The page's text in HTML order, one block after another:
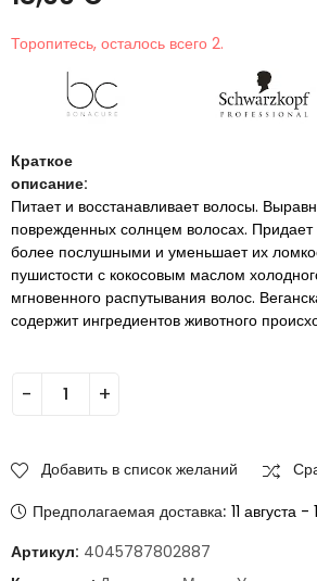
Торопитесь, осталось всего 2.
Краткое
описание:
Питает и восстанавливает волосы.
поврежденных солнцем волосах. Придает
более послушными и уменьшает их
пушистости с кокосовым маслом
мгновенного распутывания волос.
содержит ингредиентов животного
Добавить в список желаний
Предполагаемая доставка: 11 августа -
Артикул: 4045787802887